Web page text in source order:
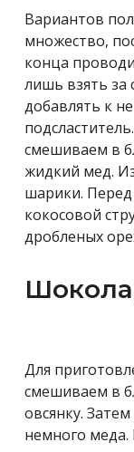
Вариантов
множество,
конца
лишь взять за
добавлять к
смешиваем в
жидкий мед.
шарики.
кокосовой
дробленых
Для
смешиваем в
овсянку. Затем
немного меда.